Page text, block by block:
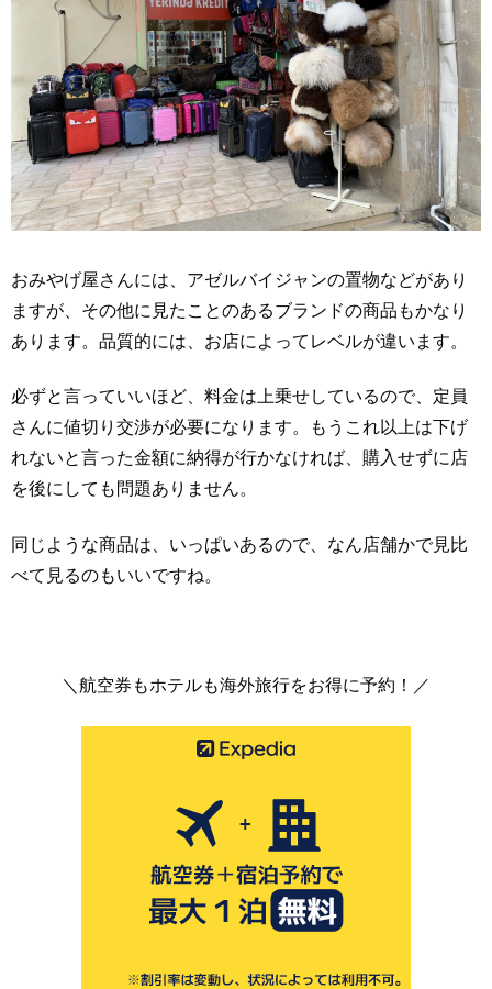
おみやげ屋さんには、アゼルバイジャンの置物などがあり
ますが、その他に見たことのあるブランドの商品もかなり
あります。品質的には、お店によってレベルが違います。
必ずと言っていいほど、料金は上乗せしているので、定員
さんに値切り交渉が必要になります。もうこれ以上は下げ
れないと言った金額に納得が行かなければ、購入せずに店
を後にしても問題ありません。
同じような商品は、いっぱいあるので、なん店舗かで見比
べて見るのもいいですね。
＼航空券もホテルも海外旅行をお得に予約！／